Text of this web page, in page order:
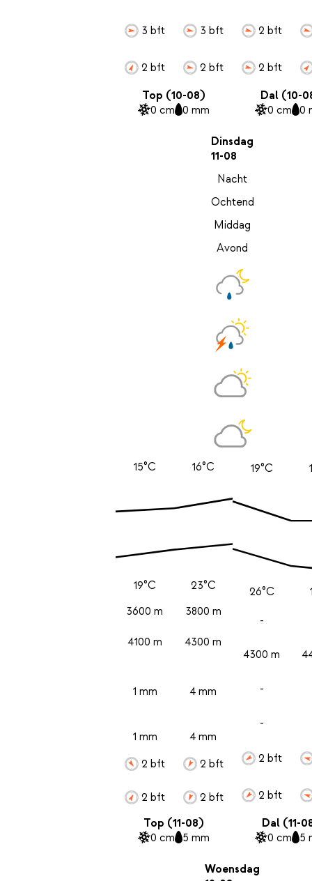
3 bft
2 bft
3 bft
2 bft
2 bft
2 bft
Top (10-08)
0 cm 0 mm
Dal (10-
0 cm 0
Dinsdag
11-08
Nacht
Ochtend
Middag
Avond
15°C
19°C
3600 m
4100 m
1 mm
1 mm
2 bft
2 bft
16°C
23°C
3800 m
4300 m
4 mm
4 mm
2 bft
2 bft
19°C
26°C
-
4300 m
-
-
2 bft
2 bft
Top (11-08)
0 cm 5 mm
Dal (11-
0 cm 5
Woensdag